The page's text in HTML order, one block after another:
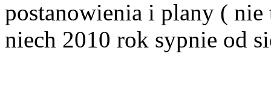
postanowienia i plany (
niech 2010 rok sypnie od